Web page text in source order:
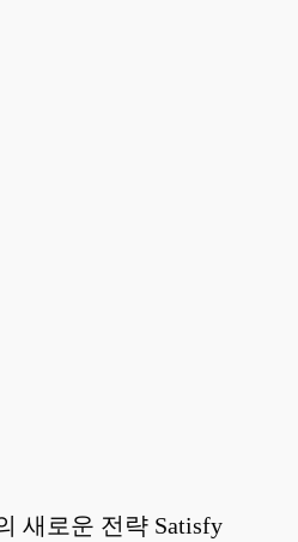
새로운 전략 Satisfy